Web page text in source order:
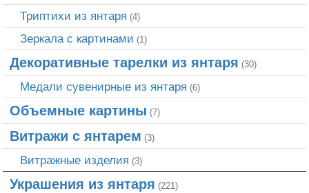
Триптихи из янтаря (4)
Зеркала с картинами (1)
Декоративные тарелки из янтаря (30)
Медали сувенирные из янтаря (6)
Объемные картины (7)
Витражи с янтарем (3)
Витражные изделия (3)
Украшения из янтаря (221)